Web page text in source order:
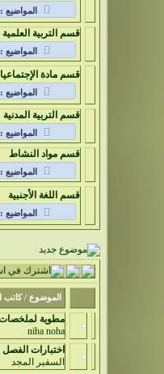
المواضيع : 1
قسم التربية العلمية
المواضيع : 0
قسم مادة
المواضيع : 2
قسم التربية المدنية
المواضيع : 0
قسم مواد النشاط
المواضيع : 0
قسم اللغة الأجنبية
المواضيع : 1
الموضوع / كاتب
مطوية لملخصات
niha noha
اختبارات الفصل الاول
السفير المجد